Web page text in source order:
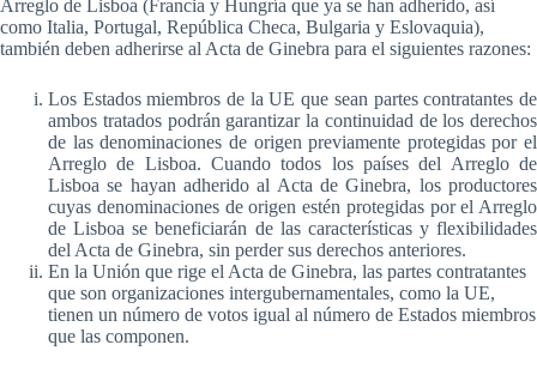
Arreglo de Lisboa (Francia y Hungría que ya se han adherido, así
como Italia, Portugal, República Checa, Bulgaria y Eslovaquia),
también deben adherirse al Acta de Ginebra para el siguientes razones:
Los Estados miembros de la UE que sean partes contratantes de
ambos tratados podrán garantizar la continuidad de los derechos
de las denominaciones de origen previamente protegidas por el
Arreglo de Lisboa. Cuando todos los países del Arreglo de
Lisboa se hayan adherido al Acta de Ginebra, los productores
cuyas denominaciones de origen estén protegidas por el Arreglo
de Lisboa se beneficiarán de las características y flexibilidades
del Acta de Ginebra, sin perder sus derechos anteriores.
En la Unión que rige el Acta de Ginebra, las partes contratantes
que son organizaciones intergubernamentales, como la UE,
tienen un número de votos igual al número de Estados miembros
que las componen.